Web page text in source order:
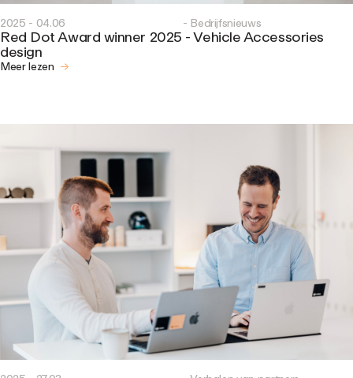
2025 - 04.06 - Bedrijfsnieuws
Red Dot Award winner 2025 - Vehicle Accessories
design
Meer lezen